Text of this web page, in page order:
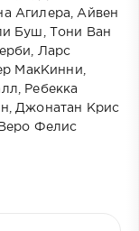
Агилера, Айвен
Буш, Тони Ван
Ларс
МакКинни,
Ребекка
Джонатан Крис
Фелис